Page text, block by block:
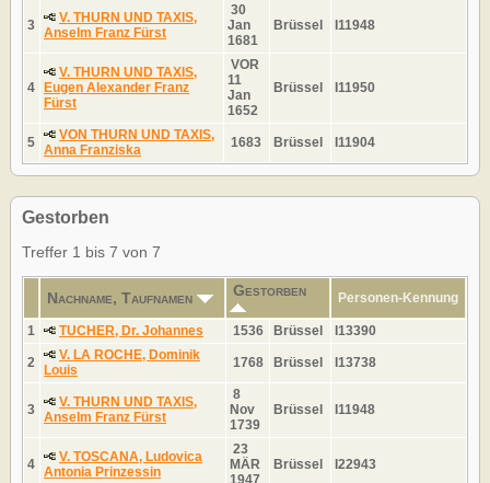
3
V. THURN UND TAXIS,
Anselm Franz Fürst
30
Jan
1681
Brüssel I11948
4
V. THURN UND TAXIS,
Eugen Alexander Franz
Fürst
VOR
11
Jan
1652
Brüssel I11950
5
VON THURN UND TAXIS,
Anna Franziska
1683 Brüssel I11904
Gestorben
Treffer 1 bis 7 von 7
Nachname, Taufnamen Gestorben Personen-Kennung
1 TUCHER, Dr. Johannes 1536 Brüssel I13390
2
V. LA ROCHE, Dominik
Louis
1768 Brüssel I13738
3
V. THURN UND TAXIS,
Anselm Franz Fürst
8
Nov
1739
Brüssel I11948
4
V. TOSCANA, Ludovica
Antonia Prinzessin
23
MÄR
1947
Brüssel I22943